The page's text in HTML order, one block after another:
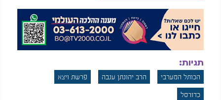
תגיות:
הכותל המערבי הרב יהונתן ענבה
פרשת ויצא
כדורסל